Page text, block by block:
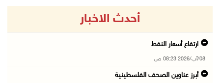
أحدث الاخبار
ارتفاع أسعار النفط
08/آب/2026 08:23 ص
أبرز عناوين الصحف الفلسطينية